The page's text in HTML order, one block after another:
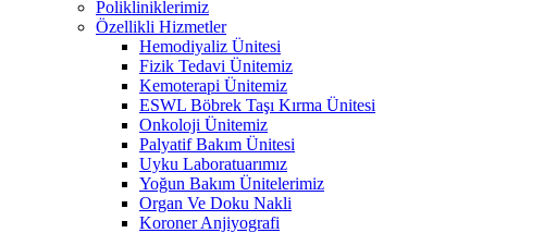
Polikliniklerimiz
Özellikli Hizmetler
Hemodiyaliz Ünitesi
Fizik Tedavi Ünitemiz
Kemoterapi Ünitemiz
ESWL Böbrek Taşı Kırma Ünitesi
Onkoloji Ünitemiz
Palyatif Bakım Ünitesi
Uyku Laboratuarımız
Yoğun Bakım Ünitelerimiz
Organ Ve Doku Nakli
Koroner Anjiyografi